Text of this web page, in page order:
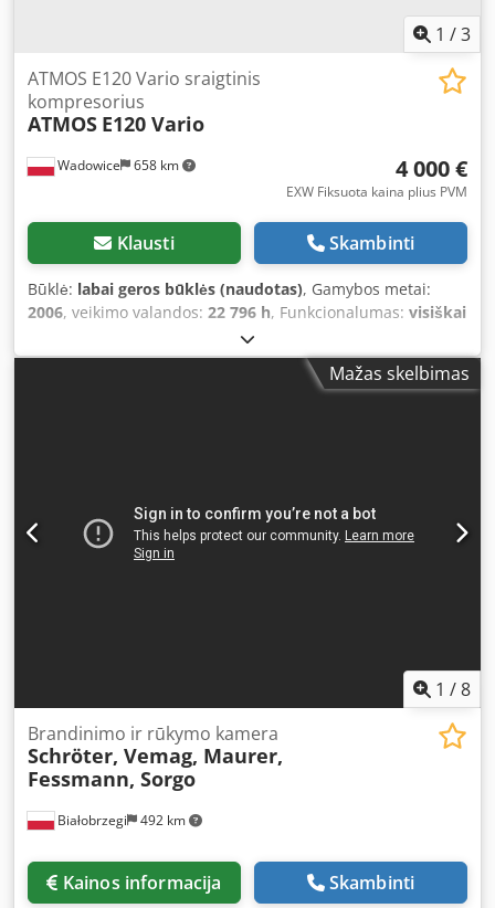
1 /3
Wadowice 658 km
ATMOS E120 Vario sraigtinis
kompresorius
ATMOS E120 Vario
4 000 €
EXW Fiksuota kaina plius PVM
Klausti Skambinti
Būklė: labai geros būklės (naudotas), Gamybos metai:
2006, veikimo valandos: 22 796 h, Funkcionalumas: visiškai
, tuščias svoris:180 kg
suspausto oro stotelės komplektas, sudarytas iš: Varžtinis
kompresorius ATMOS E120V Šaldytuvas MARK MDX 2400
Veikimo laikas: 22 796 valandos Svoris: 180 kg Šaldytuvas:
MARK MDX 2400 Pagaminimo metai: 2006 Komplekte:
Suspausto oro talpykla ATMOS ALBERT E100 Vario Pilnas
įmonėms, CNC centrams ir paslaugų teikimo įmonėms.
Galimybė patikrinti įrangą prieš perkant. Vieta: Vadovice,
Lenkija.
Mažas skelbimas
1 /8
Białobrzegi 492 km
Brandinimo ir rūkymo kamera
Schröter, Vemag, Maurer,
Fessmann, Sorgo
Kainos informacija Skambinti